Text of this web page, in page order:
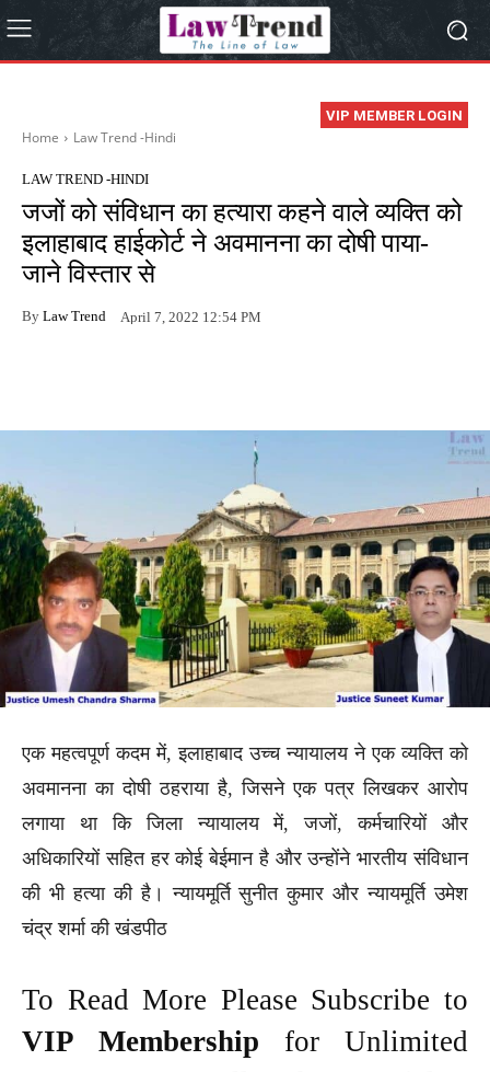
VIP MEMBER LOGIN
Home Law Trend -Hindi
LAW TREND -HINDI
जजों को संविधान का हत्यारा कहने वाले व्यक्ति को
इलाहाबाद हाईकोर्ट ने अवमानना का दोषी पाया-
जाने विस्तार से
By Law Trend April 7, 2022 12:54 PM
एक महत्वपूर्ण कदम में, इलाहाबाद उच्च न्यायालय ने एक व्यक्ति को
अवमानना का दोषी ठहराया है, जिसने एक पत्र लिखकर आरोप
लगाया था कि जिला न्यायालय में, जजों, कर्मचारियों और
अधिकारियों सहित हर कोई बेईमान है और उन्होंने भारतीय संविधान
की भी हत्या की है। न्यायमूर्ति सुनीत कुमार और न्यायमूर्ति उमेश
चंद्र शर्मा की खंडपीठ
To Read More Please Subscribe to
VIP Membership for Unlimited